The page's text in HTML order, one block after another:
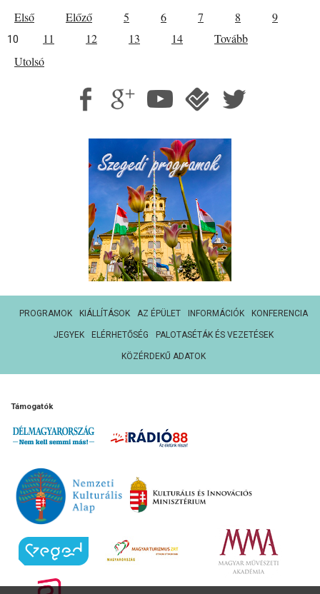
Első Előző 5 6 7 8 9
10 11 12 13 14
Tovább
Utolsó
PROGRAMOK KIÁLLÍTÁSOK AZ ÉPÜLET INFORMÁCIÓK KONFERENCIA
JEGYEK ELÉRHETŐSÉG PALOTASÉTÁK ÉS VEZETÉSEK
KÖZÉRDEKŰ ADATOK
Támogatók